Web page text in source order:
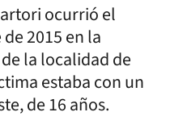
ocurrió el
2015 en la
la localidad de
estaba con un
de 16 años.